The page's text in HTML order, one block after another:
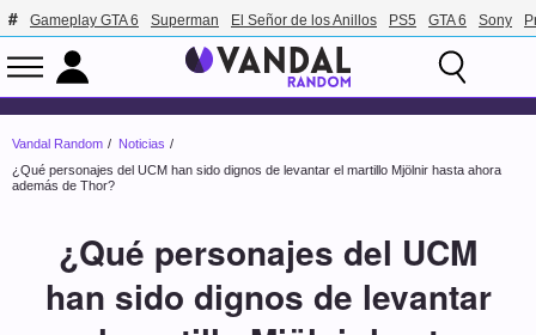
Gameplay GTA 6 Superman El Señor de los Anillos PS5 GTA 6 Sony
Vandal Random
Noticias
¿Qué personajes del UCM han sido dignos de levantar el martillo Mjölnir hasta ahora
además de Thor?
¿Qué personajes del UCM
han sido dignos de levantar